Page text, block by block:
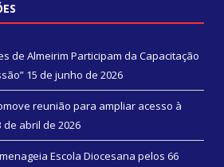
de Almeirim Participam da Capacitação
15 de junho de 2026
reunião para ampliar acesso à
de abril de 2026
Escola Diocesana pelos 66